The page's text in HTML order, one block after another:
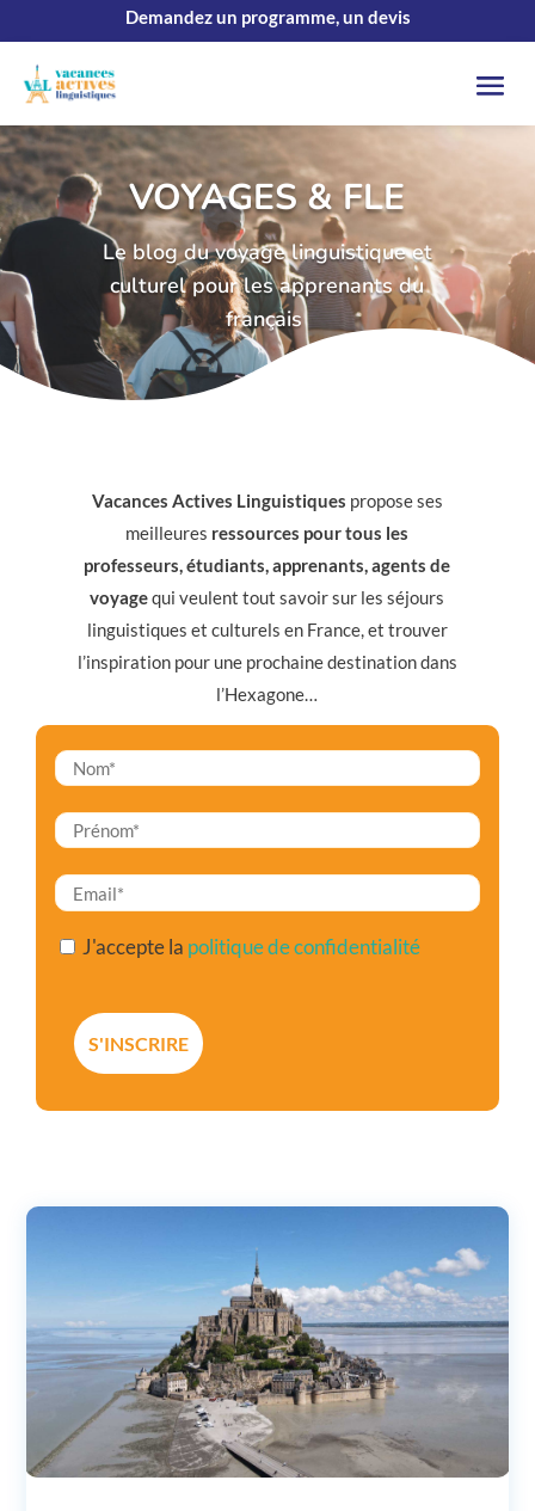
Demandez un programme, un devis
VOYAGES & FLE
Le blog du voyage linguistique et
culturel pour les apprenants du
français
Vacances Actives Linguistiques propose ses
meilleures ressources pour tous les
professeurs, étudiants, apprenants, agents de
voyagequi veulent tout savoir sur les séjours
linguistiques et culturels en France, et trouver
l’inspiration pour une prochaine destination dans
l’Hexagone…
J'accepte la politique de confidentialité